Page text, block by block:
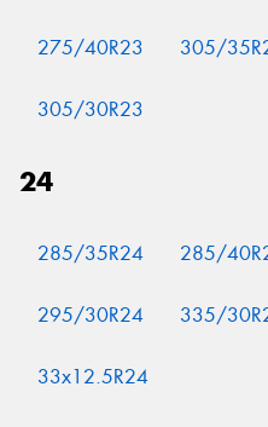
275/40R23 305/
305/30R23
24
285/35R24 285/
295/30R24 335/
33x12.5R24